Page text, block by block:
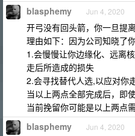
blasphemy Jun 4, 2020
开弓没有回头箭，你一旦提
理由如下：因为公司知晓了
1.会慢慢让你边缘化、远离
走后所造成的损失
2.会寻找替代人选,以应对你
当以上两点全部完成后，即
当前挽留你可能是以上两点
blasphemy Jun 4, 2020